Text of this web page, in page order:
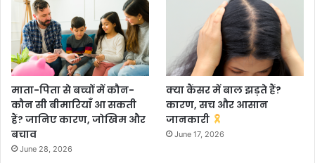
माता-पिता से बच्चों में कौन-
कौन सी बीमारियाँ आ सकती
हैं? जानिए कारण, जोखिम और
बचाव
June 28, 2026
क्या कैंसर में बाल झड़ते हैं?
कारण, सच और आसान
जानकारी
June 17, 2026